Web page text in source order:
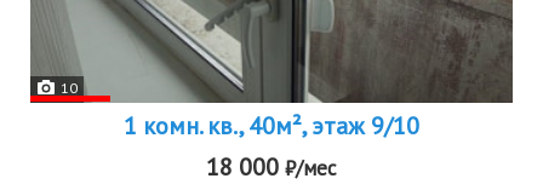
10
1 комн. кв., 40м², этаж 9/10
18 000 ₽/мес